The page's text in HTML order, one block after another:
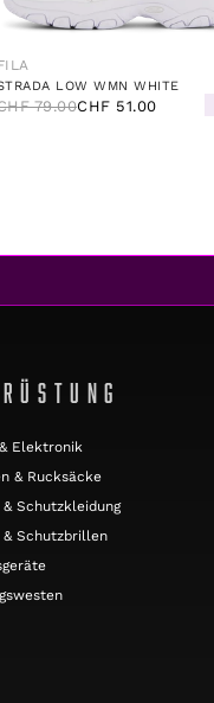
LOW WMN WHITE
79.00CHF 51.00
Elektronik
& Rucksäcke
Schutzkleidung
Schutzbrillen